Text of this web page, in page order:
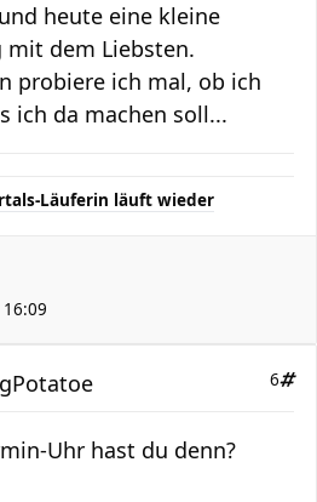
heute eine kleine
mit dem Liebsten.
probiere ich mal, ob ich
ich da machen soll...
Läuferin läuft wieder
6
Uhr hast du denn?